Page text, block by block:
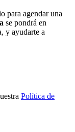
para agendar una
se pondrá en
y ayudarte a
Política de